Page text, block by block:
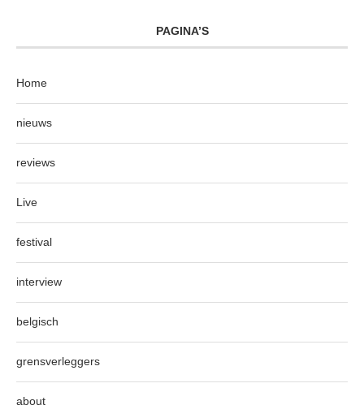
PAGINA’S
Home
nieuws
reviews
Live
festival
interview
belgisch
grensverleggers
about